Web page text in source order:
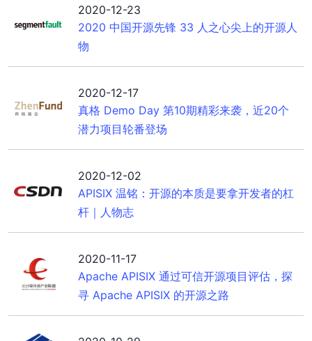
2020-12-23
2020 中国开源先锋 33 人之心尖上的开源人
物
2020-12-17
真格 Demo Day 第10期精彩来袭，近20个
潜力项目轮番登场
2020-12-02
APISIX 温铭：开源的本质是要拿开发者的杠
杆｜人物志
2020-11-17
Apache APISIX 通过可信开源项目评估，探
寻 Apache APISIX 的开源之路